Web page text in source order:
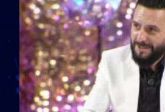
divorci apo jo?